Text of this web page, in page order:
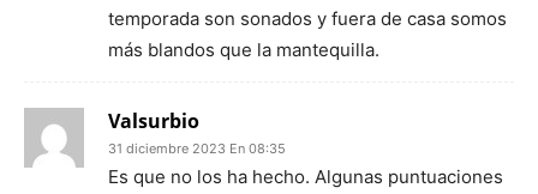
temporada son sonados y fuera de casa somos
más blandos que la mantequilla.
Valsurbio
31 diciembre 2023 En 08:35
Es que no los ha hecho. Algunas puntuaciones